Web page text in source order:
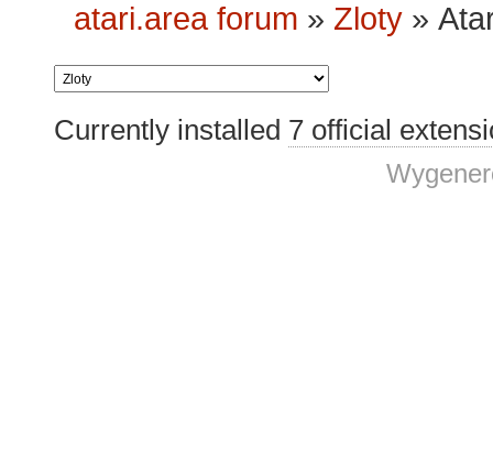
atari.area forum » Zloty »
Currently installed 7 official